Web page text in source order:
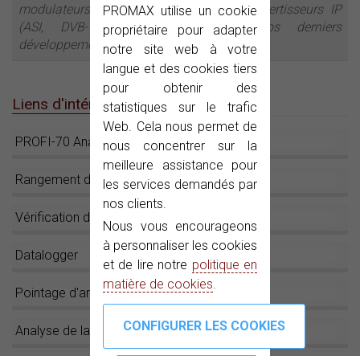
PROMAX utilise un cookie
propriétaire pour adapter
notre site web à votre
langue et des cookies tiers
pour obtenir des
statistiques sur le trafic
Web. Cela nous permet de
nous concentrer sur la
meilleure assistance pour
les services demandés par
nos clients.
Nous vous encourageons
à personnaliser les cookies
et de lire notre politique en
matière de cookies
modulateurs DVB-T, streamers IP et convertisseurs IP
(ASI, DVB-T) se trouvent parmi nos derniers
développements.
Liens d'intérêt
PROFI-70 Analyseur de réseaux sans fil
Rangement du spectre radioélectrique
Vérification des points d'accès
Datalogger
Pointage d'antennes
Analyse de la sécurité